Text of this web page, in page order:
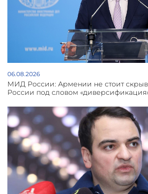
06.08.2026
МИД России: Армении не стоит
России под словом